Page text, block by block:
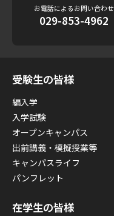
お電話によるお問い合わせ
029-853-4962
受験生の皆様
編入学
入学試験
オープンキャンパス
出前講義・模擬授業等
キャンパスライフ
パンフレット
在学生の皆様